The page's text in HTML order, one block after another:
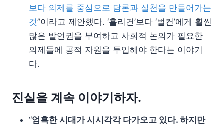
보다 의제를 중심으로 담론과 실천을 만들어가는
것”이라고 제안했다. ‘훌리건’보다 ‘벌컨’에게 훨씬
많은 발언권을 부여하고 사회적 논의가 필요한
의제들에 공적 자원을 투입해야 한다는 이야기
다.
진실을 계속 이야기하자.
“엄혹한 시대가 시시각각 다가오고 있다. 하지만